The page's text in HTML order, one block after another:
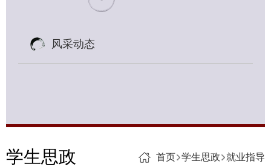
风采动态
学生思政 首页 学生思政 就业指导